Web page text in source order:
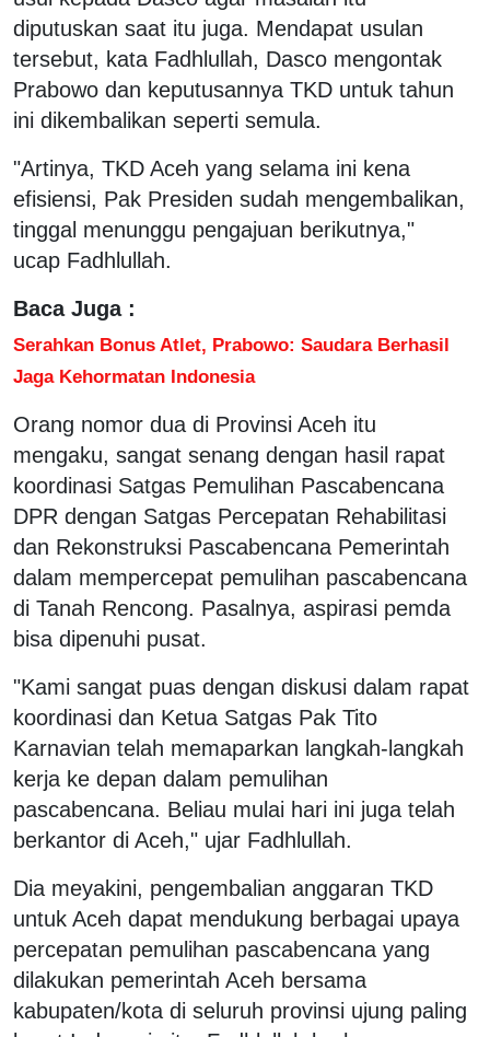
diputuskan saat itu juga. Mendapat usulan
tersebut, kata Fadhlullah, Dasco mengontak
Prabowo dan keputusannya TKD untuk tahun
ini dikembalikan seperti semula.
"Artinya, TKD Aceh yang selama ini kena
efisiensi, Pak Presiden sudah mengembalikan,
tinggal menunggu pengajuan berikutnya,"
ucap Fadhlullah.
Baca Juga :
Serahkan Bonus Atlet, Prabowo: Saudara Berhasil
Jaga Kehormatan Indonesia
Orang nomor dua di Provinsi Aceh itu
mengaku, sangat senang dengan hasil rapat
koordinasi Satgas Pemulihan Pascabencana
DPR dengan Satgas Percepatan Rehabilitasi
dan Rekonstruksi Pascabencana Pemerintah
dalam mempercepat pemulihan pascabencana
di Tanah Rencong. Pasalnya, aspirasi pemda
bisa dipenuhi pusat.
"Kami sangat puas dengan diskusi dalam rapat
koordinasi dan Ketua Satgas Pak Tito
Karnavian telah memaparkan langkah-langkah
kerja ke depan dalam pemulihan
pascabencana. Beliau mulai hari ini juga telah
berkantor di Aceh," ujar Fadhlullah.
Dia meyakini, pengembalian anggaran TKD
untuk Aceh dapat mendukung berbagai upaya
percepatan pemulihan pascabencana yang
dilakukan pemerintah Aceh bersama
kabupaten/kota di seluruh provinsi ujung paling